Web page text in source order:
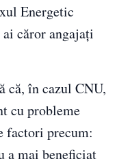
Energetic
căror angajaţi
că, în cazul CNU,
cu probleme
factori precum:
a mai beneficiat